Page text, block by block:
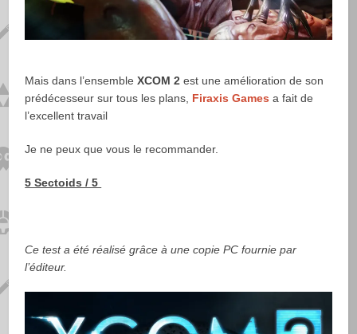
Mais dans l’ensemble XCOM 2 est une amélioration de son
prédécesseur sur tous les plans, Firaxis Games a fait de
l’excellent travail
Je ne peux que vous le recommander.
5 Sectoids / 5
Ce test a été réalisé grâce à une copie PC fournie par
l’éditeur.